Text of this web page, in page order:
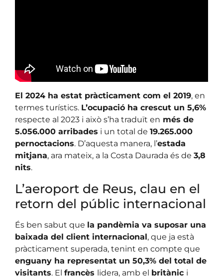
El 2024 ha estat pràcticament com el 2019, en
termes turístics. L’ocupació ha crescut un 5,6%
respecte al 2023 i això s’ha traduït en més de
5.056.000 arribades i un total de 19.265.000
pernoctacions. D’aquesta manera, l’estada
mitjana, ara mateix, a la Costa Daurada és de 3,8
nits.
L’aeroport de Reus, clau en el
retorn del públic internacional
És ben sabut que la pandèmia va suposar una
baixada del client internacional, que ja està
pràcticament superada, tenint en compte que
enguany ha representat un 50,3% del total de
visitants. El francès lidera, amb el britànic i